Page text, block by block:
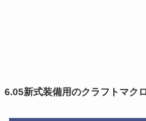
6.05新式装備用のクラフトマク